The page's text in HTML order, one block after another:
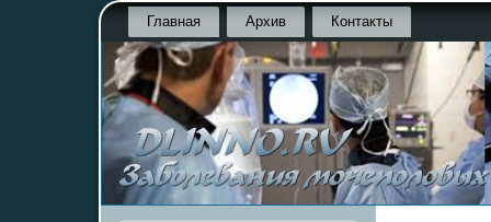
Главная Архив Контакты